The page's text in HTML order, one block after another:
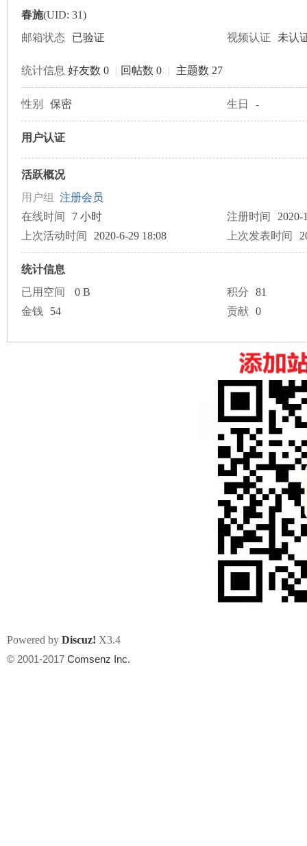
州
春施(UID: 31)
邮箱状态
已验证 视频认证 未认
统计信息 好友数 0 | 回帖数 0 | 主题数 27
性别 保密 生日 -
用户认证
活跃概况
用户组 注册会员
在线时间
7 小时 注册时间
2020-
上次活动时间
2020-6-29 18:08 上次发表时间
统计信息
已用空间
0 B 积分
81
金钱
54 贡献 0
Powered by Discuz! X3.4
© 2001-2017 Comsenz Inc.